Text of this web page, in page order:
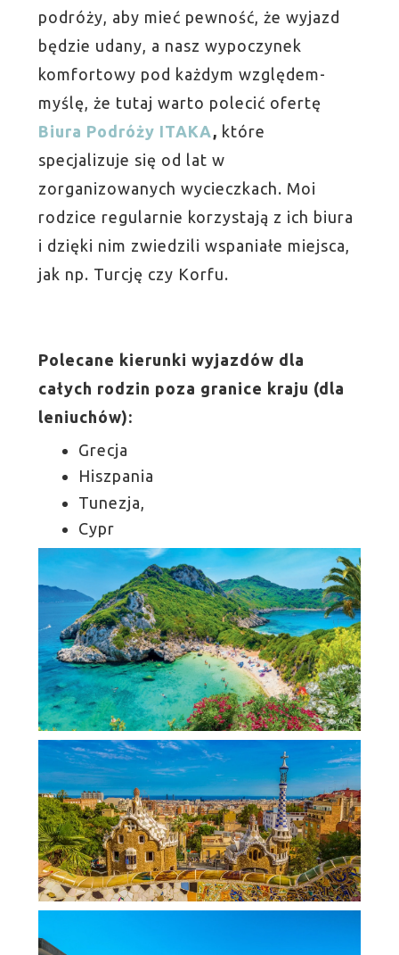
podróży, aby mieć pewność, że wyjazd
będzie udany, a nasz wypoczynek
komfortowy pod każdym względem-
myślę, że tutaj warto polecić ofertę
Biura Podróży ITAKA , które
specjalizuje się od lat w
zorganizowanych wycieczkach. Moi
rodzice regularnie korzystają z ich biura
i dzięki nim zwiedzili wspaniałe miejsca,
jak np. Turcję czy Korfu.
Polecane kierunki wyjazdów dla
całych rodzin poza granice kraju (dla
leniuchów):
Grecja
Hiszpania
Tunezja,
Cypr